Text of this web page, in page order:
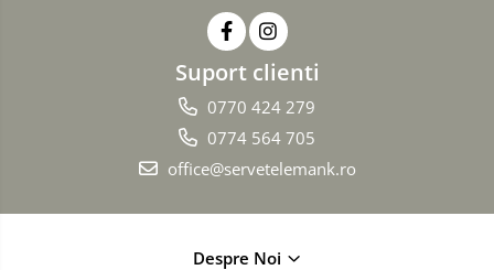
Suport clienti
0770 424 279
0774 564 705
office@servetelemank.ro
Despre Noi